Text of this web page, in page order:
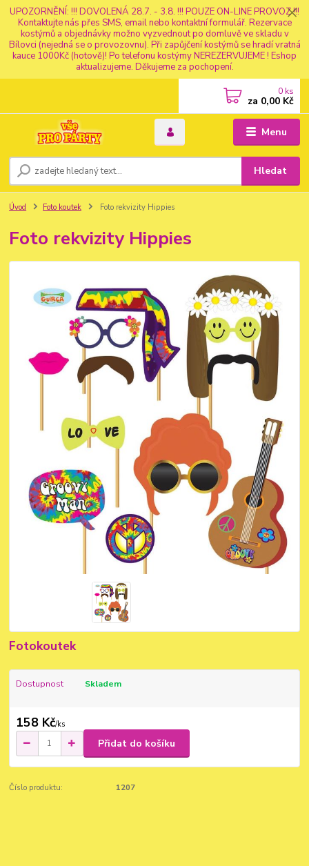
UPOZORNĚNÍ: !!! DOVOLENÁ 28.7. - 3.8. !!! POUZE ON-LINE PROVOZ !!!
Kontaktujte nás přes SMS, email nebo kontaktní formulář. Rezervace
kostýmů a objednávky možno vyzvednout po domluvě ve skladu v
Bílovci (nejedná se o provozovnu). Při zapůjčení kostýmů se hradí vratná
kauce 1000Kč (hotově)! Po telefonu kostýmy NEREZERVUJEME ! Eshop
aktualizujeme. Děkujeme za pochopení.
Menu
Hledat
0 ks
za 0,00 Kč
Úvod Foto koutek Foto rekvizity Hippies
Foto rekvizity Hippies
Fotokoutek
Dostupnost Skladem
158 Kč/ks
Přidat do košíku
Číslo produktu: 1207